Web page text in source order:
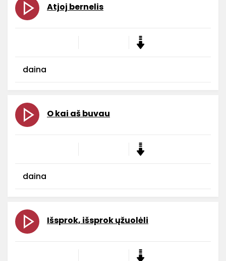
Atjoj bernelis
daina
O kai aš buvau
daina
Išsprok, išsprok ųžuolėli